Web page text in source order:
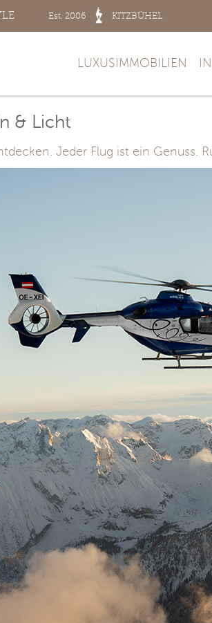
Est. 2006 KITZBÜHEL
LUXUSIMMOBILIEN
& Licht
Jeder Flug ist ein Genuss.